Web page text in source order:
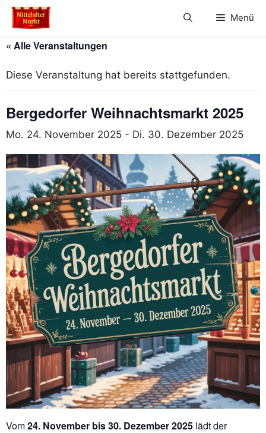
Zum
Inhalt
Menü
« Alle Veranstaltungen
Diese Veranstaltung hat bereits stattgefunden.
Bergedorfer Weihnachtsmarkt 2025
Mo. 24. November 2025 - Di. 30. Dezember 2025
Vom24. November bis 30. Dezember 2025 lädt der